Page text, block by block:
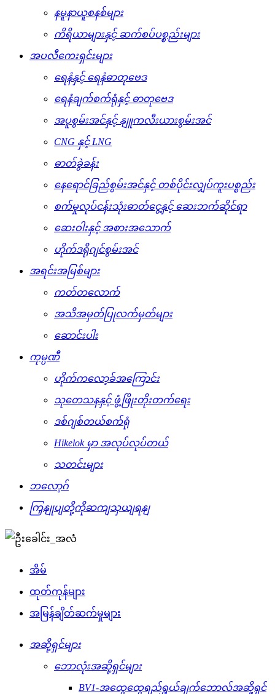
နမူနာယူစနစ်များ
ကိရိယာများနှင့် ဆက်စပ်ပစ္စည်းများ
အပလီကေးရှင်းများ
ရေနံနှင့် ရေနံဓာတုဗေဒ
ရေနံချက်စက်ရုံနှင့် ဓာတုဗေဒ
အပူစွမ်းအင်နှင့် နျူကလီးယားစွမ်းအင်
CNG နှင့် LNG
ဓာတ်ခွဲခန်း
နေရောင်ခြည်စွမ်းအင်နှင့် တစ်ပိုင်းလျှပ်ကူးပစ္စည်း
စက်မှုလုပ်ငန်းသုံးဓာတ်ငွေ့နှင့် ဆေးဘက်ဆိုင်ရာ
ဆေးဝါးနှင့် အစားအသောက်
ဟိုက်ဒရိုဂျင်စွမ်းအင်
အရင်းအမြစ်များ
ကတ်တလောက်
အသိအမှတ်ပြုလက်မှတ်များ
ဆောင်းပါး
ကုမ္ပဏီ
ဟိုက်ကလော့ခ်အကြောင်း
သုတေသနနှင့် ဖွံ့ဖြိုးတိုးတက်ရေး
ဒစ်ဂျစ်တယ်စက်ရုံ
Hikelok မှာ အလုပ်လုပ်တယ်
သတင်းများ
ဘလော့ဂ်
ကြှနျုပျတို့ကိုဆကျသှယျရနျ
အိမ်
ထုတ်ကုန်များ
အမြန်ချိတ်ဆက်မှုများ
အဆို့ရှင်များ
ဘောလုံးအဆို့ရှင်များ
BV1-အထွေထွေရည်ရွယ်ချက်ဘောလ်အဆို့ရှင်